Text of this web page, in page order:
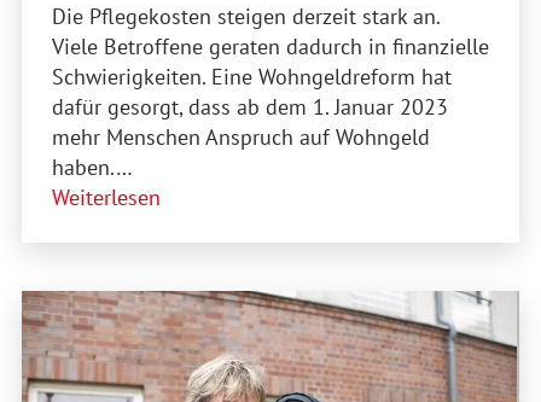
Die Pflegekosten steigen derzeit stark an.
Viele Betroffene geraten dadurch in finanzielle
Schwierigkeiten. Eine Wohngeldreform hat
dafür gesorgt, dass ab dem 1. Januar 2023
mehr Menschen Anspruch auf Wohngeld
haben.…
Weiterlesen